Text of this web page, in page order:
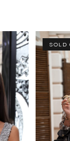
SOLD